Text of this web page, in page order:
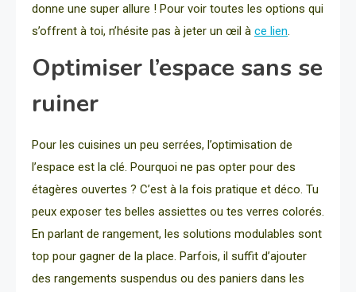
donne une super allure ! Pour voir toutes les options qui
s’offrent à toi, n’hésite pas à jeter un œil à ce lien
Optimiser l’espace sans se
ruiner
Pour les cuisines un peu serrées, l’optimisation de
l’espace est la clé. Pourquoi ne pas opter pour des
étagères ouvertes ? C’est à la fois pratique et déco. Tu
peux exposer tes belles assiettes ou tes verres colorés.
En parlant de rangement, les solutions modulables sont
top pour gagner de la place. Parfois, il suffit d’ajouter
des rangements suspendus ou des paniers dans les